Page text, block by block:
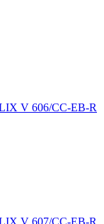
V 606/CC-EB-R
V 607/CC-EB-R